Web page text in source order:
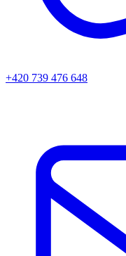
+420 739 476 648